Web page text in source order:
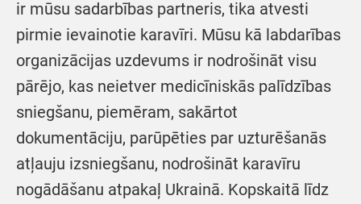
ir mūsu sadarbības partneris, tika atvesti
pirmie ievainotie karavīri. Mūsu kā labdarības
organizācijas uzdevums ir nodrošināt visu
pārējo, kas neietver medicīniskās palīdzības
sniegšanu, piemēram, sakārtot
dokumentāciju, parūpēties par uzturēšanās
atļauju izsniegšanu, nodrošināt karavīru
nogādāšanu atpakaļ Ukrainā. Kopskaitā līdz